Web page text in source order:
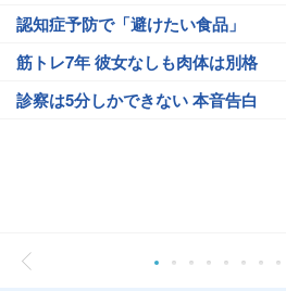
認知症予防で「避けたい食品」
筋トレ7年 彼女なしも肉体は別格
診察は5分しかできない 本音告白